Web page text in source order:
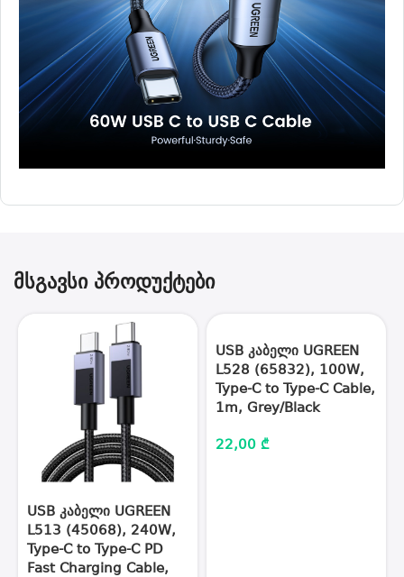
მსგავსი პროდუქტები
USB კაბელი UGREEN
L513 (45068), 240W,
Type-C to Type-C PD
Fast Charging Cable,
USB კაბელი UGREEN
L528 (65832), 100W,
Type-C to Type-C Cable,
1m, Grey/Black
22,00 ₾